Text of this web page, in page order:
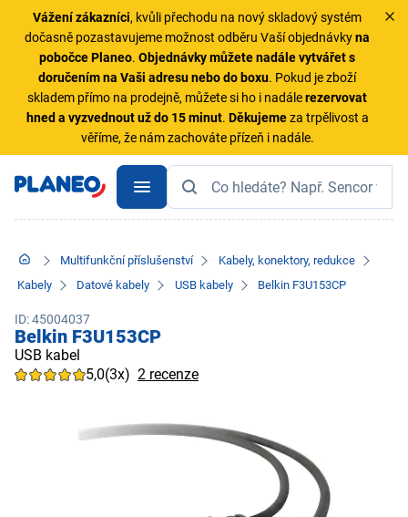
Vážení zákazníci, kvůli přechodu na nový skladový systém
dočasně pozastavujeme možnost odběru Vaší objednávkyna
pobočce Planeo.Objednávky můžete nadále vytvářet s
doručením na Vaši adresu nebo do boxu. Pokud je zboží
skladem přímo na prodejně, můžete si ho i nadálerezervovat
hned a vyzvednout už do 15 minut. Děkujemeza trpělivost a
věříme, že nám zachováte přízeň i nadále.
Multifunkční příslušenství
Kabely, konektory, redukce
Kabely
Datové kabely USB kabely Belkin F3U153CP
ID: 45004037
Belkin F3U153CP
USB kabel
5,0(3x) 2 recenze